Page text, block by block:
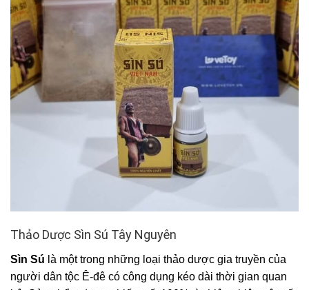
Thảo Dược Sìn Sú Tây Nguyên
Sìn Sú là một trong những loại thảo dược gia truyền của
người dân tộc Ê-đê có công dụng kéo dài thời gian quan